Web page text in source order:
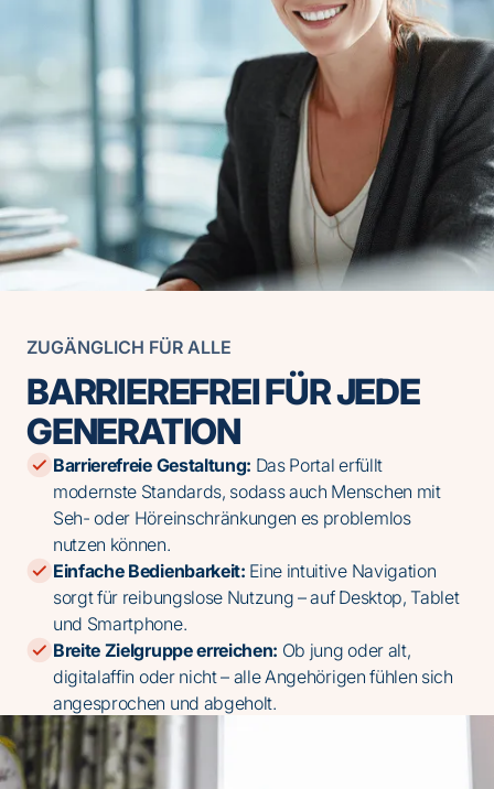
ZUGÄNGLICH FÜR ALLE
BARRIEREFREI FÜR JEDE
GENERATION
Barrierefreie Gestaltung: Das Portal erfüllt
modernste Standards, sodass auch Menschen mit
Seh- oder Höreinschränkungen es problemlos
nutzen können.
Einfache Bedienbarkeit: Eine intuitive Navigation
sorgt für reibungslose Nutzung – auf Desktop, Tablet
und Smartphone.
Breite Zielgruppe erreichen: Ob jung oder alt,
digitalaffin oder nicht – alle Angehörigen fühlen sich
angesprochen und abgeholt.